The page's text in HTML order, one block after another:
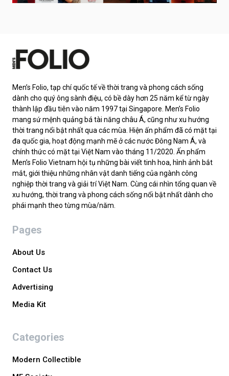
Men’s Folio, tạp chí quốc tế về thời trang và phong cách sống
dành cho quý ông sành điệu, có bề dày hơn 25 năm kể từ ngày
thành lập đầu tiên vào năm 1997 tại Singapore. Men’s Folio
mang sứ mệnh quảng bá tài năng châu Á, cũng như xu hướng
thời trang nổi bật nhất qua các mùa. Hiện ấn phẩm đã có mặt tại
đa quốc gia, hoạt động mạnh mẽ ở các nước Đông Nam Á, và
chính thức có mặt tại Việt Nam vào tháng 11/2020. Ấn phẩm
Men’s Folio Vietnam hội tụ những bài viết tinh hoa, hình ảnh bắt
mắt, giới thiệu những nhân vật danh tiếng của ngành công
nghiệp thời trang và giải trí Việt Nam. Cùng cái nhìn tổng quan về
xu hướng, thời trang và phong cách sống nổi bật nhất dành cho
phái mạnh theo từng mùa/năm.
Pages
About Us
Contact Us
Advertising
Media Kit
Categories
Modern Collectible